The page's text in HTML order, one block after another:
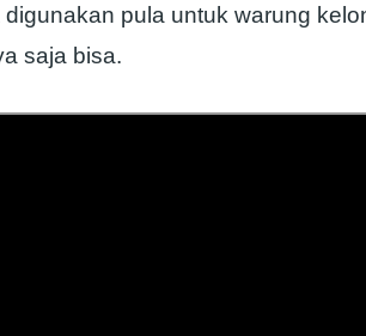
pula untuk warung
saja bisa.